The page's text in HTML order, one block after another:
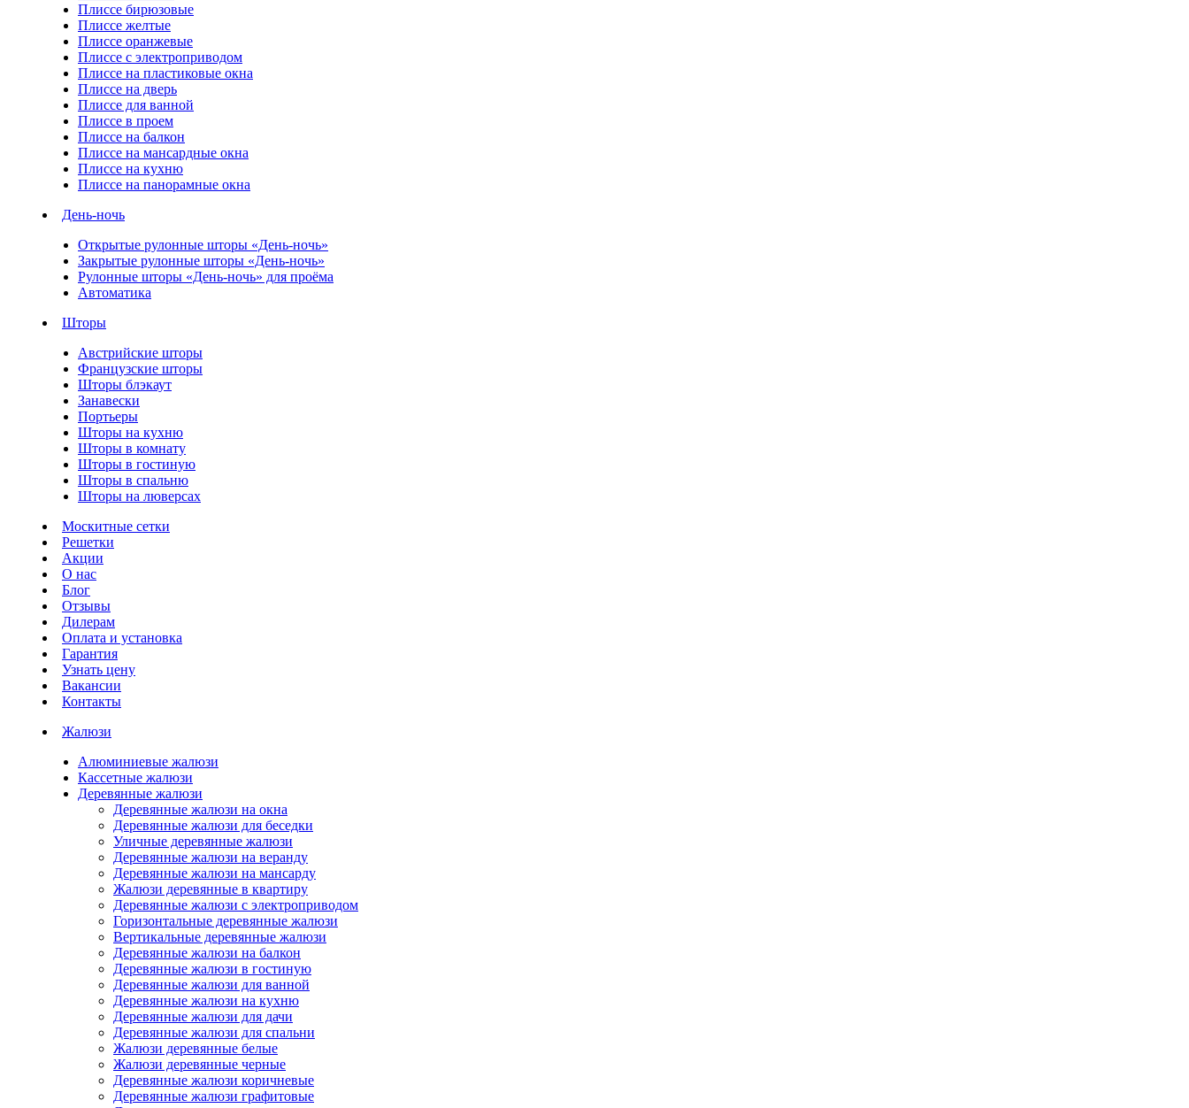
Плиссе бирюзовые
Плиссе желтые
Плиссе оранжевые
Плиссе с электроприводом
Плиссе на пластиковые окна
Плиссе на дверь
Плиссе для ванной
Плиссе в проем
Плиссе на балкон
Плиссе на мансардные окна
Плиссе на кухню
Плиссе на панорамные окна
День-ночь
Открытые рулонные шторы «День-ночь»
Закрытые рулонные шторы «День-ночь»
Рулонные шторы «День-ночь» для проёма
Автоматика
Шторы
Австрийские шторы
Французские шторы
Шторы блэкаут
Занавески
Портьеры
Шторы на кухню
Шторы в комнату
Шторы в гостиную
Шторы в спальню
Шторы на люверсах
Москитные сетки
Решетки
Акции
О нас
Блог
Отзывы
Дилерам
Оплата и установка
Гарантия
Узнать цену
Вакансии
Контакты
Жалюзи
Алюминиевые жалюзи
Кассетные жалюзи
Деревянные жалюзи
Деревянные жалюзи на окна
Деревянные жалюзи для беседки
Уличные деревянные жалюзи
Деревянные жалюзи на веранду
Деревянные жалюзи на мансарду
Жалюзи деревянные в квартиру
Деревянные жалюзи с электроприводом
Горизонтальные деревянные жалюзи
Вертикальные деревянные жалюзи
Деревянные жалюзи на балкон
Деревянные жалюзи в гостиную
Деревянные жалюзи для ванной
Деревянные жалюзи на кухню
Деревянные жалюзи для дачи
Деревянные жалюзи для спальни
Жалюзи деревянные белые
Жалюзи деревянные черные
Деревянные жалюзи коричневые
Деревянные жалюзи графитовые